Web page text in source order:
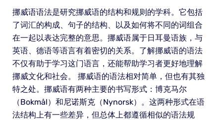
挪威语语法是研究挪威语的结构和规则的学科。它包括
了词汇的构成、句子的结构、以及如何将不同的词组合
在一起以表达完整的意思。挪威语属于日耳曼语族，与
英语、德语等语言有着密切的关系。了解挪威语的语法
不仅有助于学习这门语言，还能帮助学习者更好地理解
挪威文化和社会。 挪威语的语法相对简单，但也有其独
特之处。挪威语有两种主要的书写形式：博克马尔
（Bokmål）和尼诺斯克（Nynorsk）。这两种形式在语
法结构上有一些差异，但总体上都遵循相似的语法规